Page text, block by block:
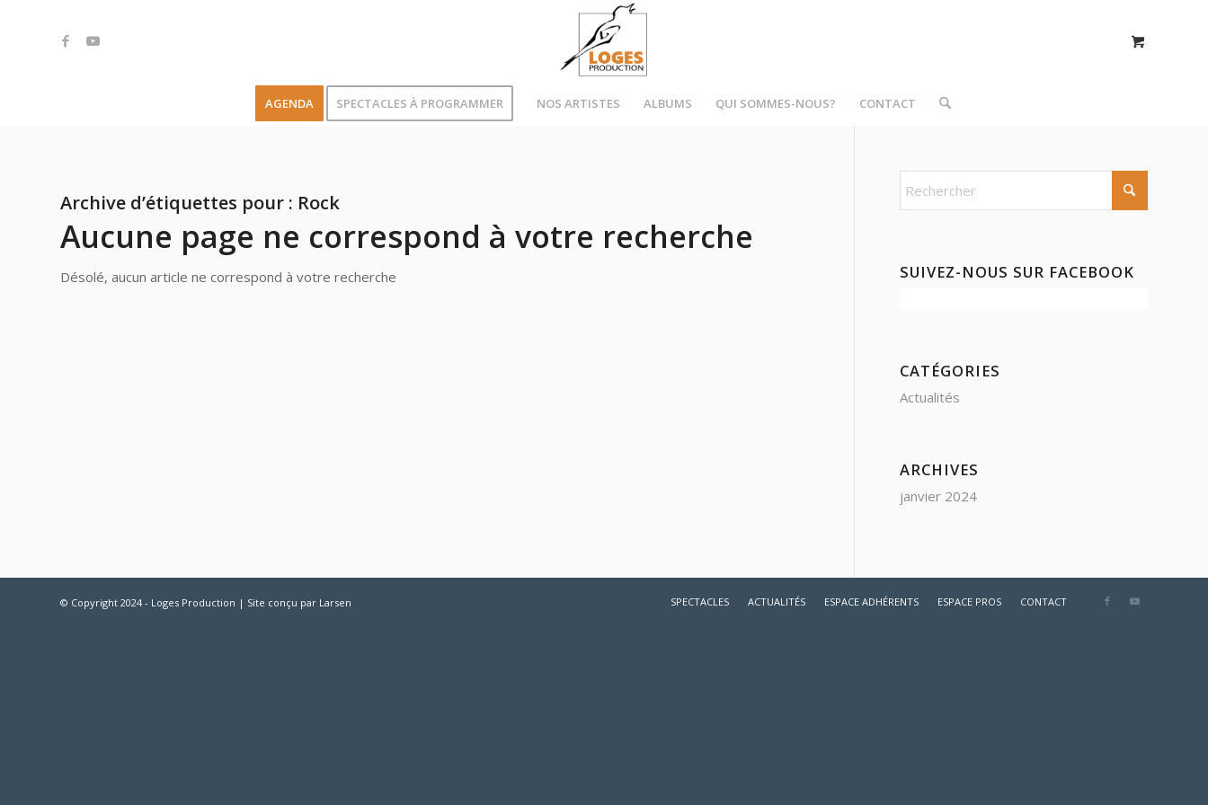
AGENDA SPECTACLES À PROGRAMMER NOS ARTISTES ALBUMS QUI SOMMES-NOUS? CONTACT
Archive d’étiquettes pour : Rock
Aucune page ne correspond à votre recherche
Désolé, aucun article ne correspond à votre recherche SUIVEZ-NOUS SUR FACEBOOK
CATÉGORIES
Actualités
ARCHIVES
janvier 2024
© Copyright 2024 - Loges Production | Site conçu par Larsen SPECTACLES ACTUALITÉS ESPACE ADHÉRENTS ESPACE PROS CONTACT